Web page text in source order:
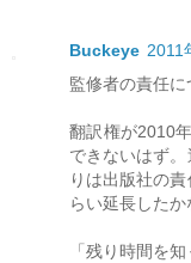
Buckeye 2011
監修者の責任に
翻訳権が2010
できないはず
りは出版社の
らい延長したか
「残り時間を